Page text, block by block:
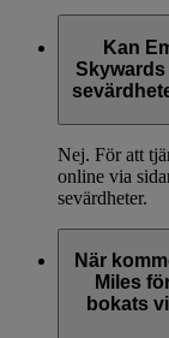
Kan
Nej. För att
online via
sevärdheter.
När
Miles
bokats